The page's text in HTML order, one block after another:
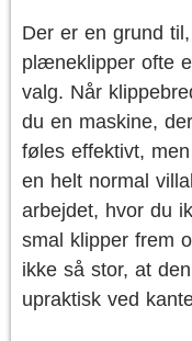
Der er en grund
plæneklipper ofte
valg. Når
du en maskine,
føles effektivt,
en helt normal
arbejdet, hvor du
smal klipper frem
ikke så stor, at
upraktisk ved